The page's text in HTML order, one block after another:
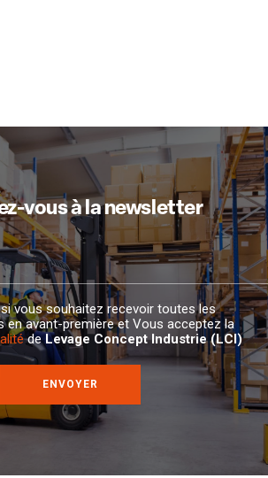
vous à la newsletter
vous souhaitez recevoir toutes les
avant-première et Vous acceptez la
deLevage Concept Industrie (LCI)